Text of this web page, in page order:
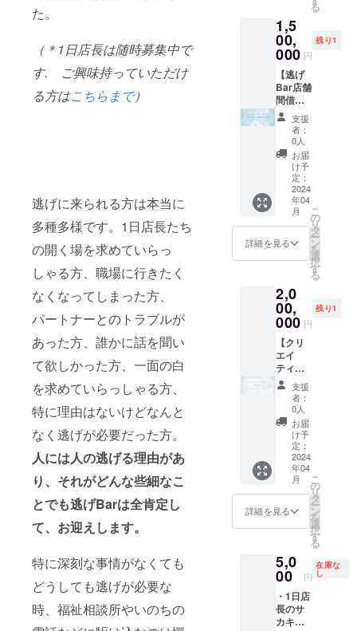
た。
（＊1日店長は随時募集中で
す. ご興味持っていただけ
る方はこちらまで）
逃げに来られる方は本当に
多種多様です。1日店長たち
の開く場を求めていらっ
しゃる方、職場に行きたく
なくなってしまった方、
パートナーとのトラブルが
あった方、誰かに話を聞い
て欲しかった方、一面の白
を求めていらっしゃる方、
特に理由はないけどなんと
なく逃げが必要だった方。
人には人の逃げる理由があ
り、それがどんな些細なこ
とでも逃げBarは全肯定し
て、お迎えします。
特に深刻な事情がなくても
どうしても逃げが必要な
時、福祉相談所やいのちの
のある
「該当
ページ
内」の
URL先
の最下
部にご
ざいま
す。 ※
有効期
限：
2024年
4月〜
2024年
12月31
日 ※
ギャラ
リー期
タルは
不可と
なりま
す。 ※
対応不
可能な
事項に
つい
て：該
当ペー
ジ内
(https://
www.ni
gebar.c
om/spa
rental)
に記載
ご希望
の展示
内容が
決まっ
ている
場合は
匠につ
いては
掲載前
に店舗
確認が
入りま
すので
ご了承
くださ
いま
せ。 備
考欄に
ご希望
の掲載
月と想
定され
ている
広告の
内容を
ご記入
い。
ていた
だきま
す。 ・
店内エ
ントラ
ンスに
最大A4
サイズ
のフラ
イヤー
を1年間
最大200
部設置
させて
いただ
きま
す。 ※
備考欄
にそれ
ぞれご
掲載内
容をご
記載く
ださ
い。
逃げBar
を終日
貸し切
りオー
ダーメ
イドで
その日
限りの
スペ
シャル
な料理
と体験
をお作
りしま
す。 ※
誕生日
パー
ティー
として
ご友人
等をお
ること
も可能
です。
※備考欄
に誕生
日とオ
ンライ
ンでお
打ち合
わせ可
能な日
時をい
くつか
ご記入
くださ
い。 ※
ご支援
者以外
の方に
贈るこ
能で
す。 ソ
ウダル
アさん
につい
てはこ
る
1,5
00,
000 円
残り1
【逃げ
Bar店舗
間借し
権プラ
ン】 ・
クラウ
ドファ
ンディ
ング終
了より
１年
間、最
大週２
回まで
平日に
逃げBar
飲食店
やサロ
ン、ス
タジオ
などご
希望の
店舗と
してお
貸し出
ししま
す。 ※
業態は
事前に
ご相談
いただ
き合意
の上で
本プラ
ンをご
支援い
ます。
※有効期
限：
2024年
4月〜
2025年
支援
者：
0人
お届
け予
定：
2024
年04
月
詳細を見る
こ
の
リ
タ
ー
ン
を
選
択
す
る
2,0
00,
000 円
残り1
【クリ
エイ
ティブ
ディレ
クショ
ンプラ
ン】 ・
１年以
内のプ
ロジェ
クトに
アメミ
ヤが代
表を務
める
Ozone
社のク
リエイ
ティブ
チーム
が週1日
まで参
支援
者：
0人
お届
け予
定：
2024
年04
月
詳細を見る
こ
の
リ
タ
ー
ン
を
選
択
す
る
5,0
00 円
在庫な
し
・1日店
長のサ
カキさ